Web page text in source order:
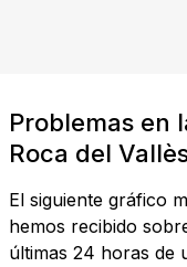
Problemas en
Roca del
El siguiente gráfico
hemos recibido
últimas 24 horas de